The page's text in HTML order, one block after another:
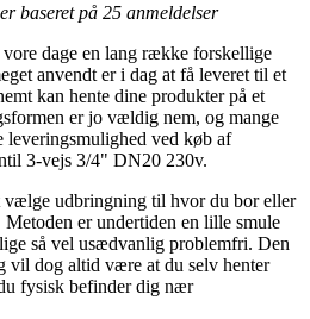
baseret på 25 anmeldelser
dage en lang række forskellige
anvendt er i dag at få leveret til et
kan hente dine produkter på et
er jo vældig nem, og mange
leveringsmulighed ved køb af
3-vejs 3/4" DN20 230v.
udbringning til hvor du bor eller
er undertiden en lille smule
så vel usædvanlig problemfri. Den
vil dog altid være at du selv henter
fysisk befinder dig nær